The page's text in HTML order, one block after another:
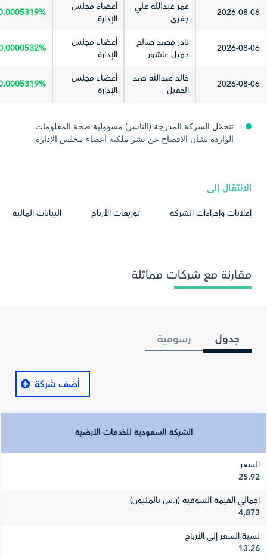
2026-08-06
عمر عبدالله علي
جفري
أعضاء مجلس
الإدارة
2026-08-06
نادر محمد صالح
جميل عاشور
أعضاء مجلس
الإدارة
2026-08-06
خالد عبدالله حمد
الحقيل
أعضاء مجلس
الإدارة
تتحمّل الشركة المدرجة (الناشر) مسؤولية صحة المعلومات
الواردة بشأن الإفصاح عن نشر ملكية أعضاء مجلس الإدارة
تُخلي مسؤوليتها عن أي خطأ يرد في تلك المعلومات والآثار التي
الانتقال إلى
إعلانات وإجراءات الشركة توزيعات الأرباح البيانات المالية
مقارنة مع شركات مماثلة
جدول رسومية
أضف شركة
الشركة السعودية للخدمات الأرضية
السعر
25.92
إجمالي القيمة السوقية (ر.س بالمليون)
4,873
نسبة السعر إلى الأرباح
13.26